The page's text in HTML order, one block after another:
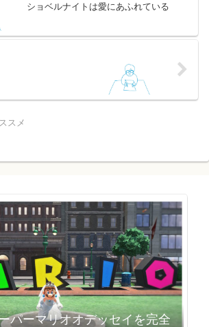
ショベルナイトは愛にあふれている
スメ
パーマリオオデッセイを完全